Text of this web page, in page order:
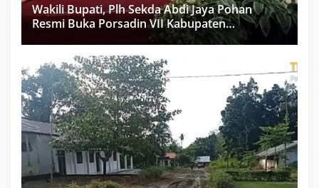
Wakili Bupati, Plh Sekda Abdi Jaya Pohan
Resmi Buka Porsadin VII Kabupaten